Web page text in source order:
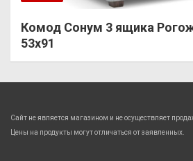
Комод Сонум 3 ящика
53х91
Сайт не является магазином и не осуществляет
Цены на продукты могут отличаться от заявленных.